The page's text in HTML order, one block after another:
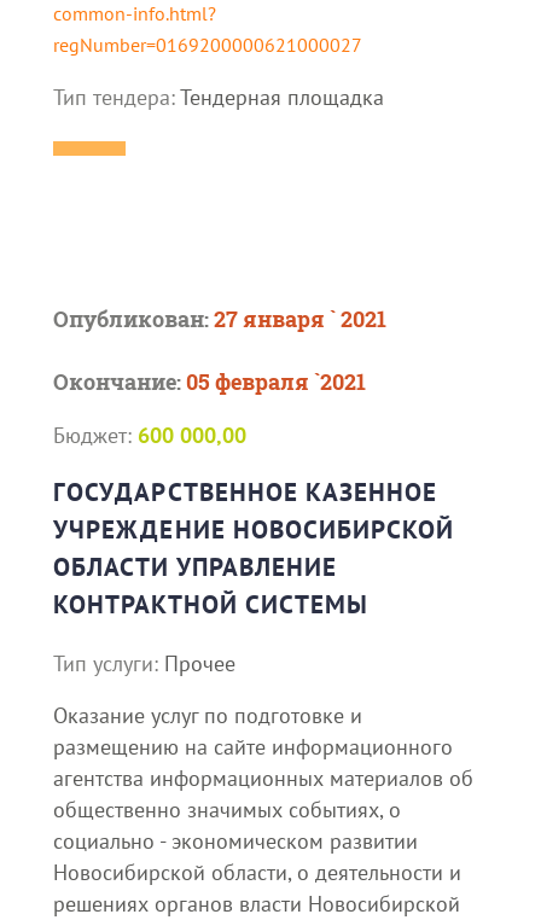
common-info.html?
regNumber=0169200000621000027
Тип тендера:Тендерная площадка
Опубликован:27 января ` 2021
Окончание:05 февраля `2021
Бюджет: 600 000,00
ГОСУДАРСТВЕННОЕ КАЗЕННОЕ
УЧРЕЖДЕНИЕ НОВОСИБИРСКОЙ
ОБЛАСТИ УПРАВЛЕНИЕ
КОНТРАКТНОЙ СИСТЕМЫ
Тип услуги: Прочее
Оказание услуг по подготовке и
размещению на сайте информационного
агентства информационных материалов об
общественно значимых событиях, о
социально - экономическом развитии
Новосибирской области, о деятельности и
решениях органов власти Новосибирской